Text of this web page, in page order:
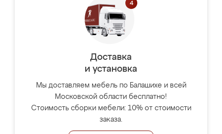
Доставка
и установка
Мы доставляем мебель по Балашихе и всей
Московской области бесплатно!
Стоимость сборки мебели: 10% от стоимости
заказа.